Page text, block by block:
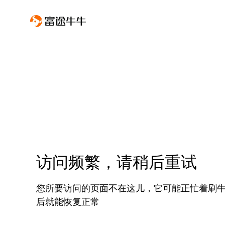
访问频繁，请稍后重试
您所要访问的页面不在这儿，它可能正忙着刷
后就能恢复正常